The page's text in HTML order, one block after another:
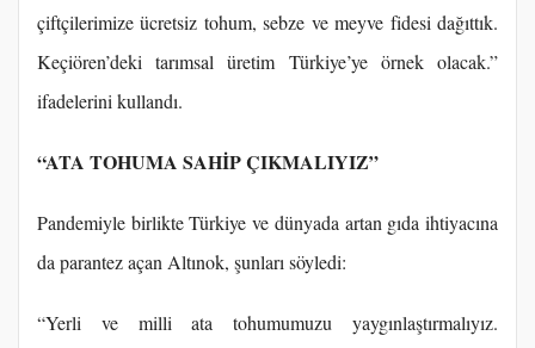
çiftçilerimize ücretsiz tohum, sebze ve meyve fidesi dağıttık.
Keçiören’deki tarımsal üretim Türkiye’ye örnek olacak.”
ifadelerini kullandı.
“ATA TOHUMA SAHİP ÇIKMALIYIZ”
Pandemiyle birlikte Türkiye ve dünyada artan gıda ihtiyacına
da parantez açan Altınok, şunları söyledi:
“Yerli ve milli ata tohumumuzu yaygınlaştırmalıyız.